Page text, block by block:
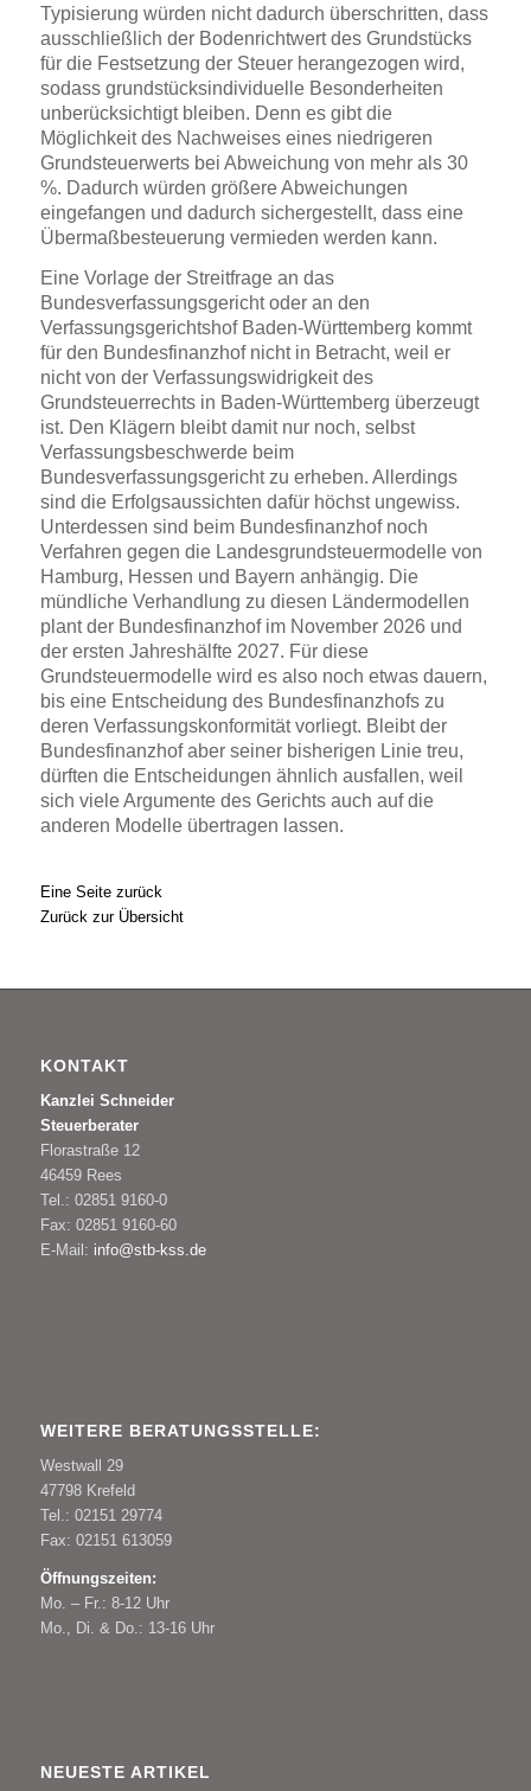
Typisierung würden nicht dadurch überschritten, dass
ausschließlich der Bodenrichtwert des Grundstücks
für die Festsetzung der Steuer herangezogen wird,
sodass grundstücksindividuelle Besonderheiten
unberücksichtigt bleiben. Denn es gibt die
Möglichkeit des Nachweises eines niedrigeren
Grundsteuerwerts bei Abweichung von mehr als 30
%. Dadurch würden größere Abweichungen
eingefangen und dadurch sichergestellt, dass eine
Übermaßbesteuerung vermieden werden kann.
Eine Vorlage der Streitfrage an das
Bundesverfassungsgericht oder an den
Verfassungsgerichtshof Baden-Württemberg kommt
für den Bundesfinanzhof nicht in Betracht, weil er
nicht von der Verfassungswidrigkeit des
Grundsteuerrechts in Baden-Württemberg überzeugt
ist. Den Klägern bleibt damit nur noch, selbst
Verfassungsbeschwerde beim
Bundesverfassungsgericht zu erheben. Allerdings
sind die Erfolgsaussichten dafür höchst ungewiss.
Unterdessen sind beim Bundesfinanzhof noch
Verfahren gegen die Landesgrundsteuermodelle von
Hamburg, Hessen und Bayern anhängig. Die
mündliche Verhandlung zu diesen Ländermodellen
plant der Bundesfinanzhof im November 2026 und
der ersten Jahreshälfte 2027. Für diese
Grundsteuermodelle wird es also noch etwas dauern,
bis eine Entscheidung des Bundesfinanzhofs zu
deren Verfassungskonformität vorliegt. Bleibt der
Bundesfinanzhof aber seiner bisherigen Linie treu,
dürften die Entscheidungen ähnlich ausfallen, weil
sich viele Argumente des Gerichts auch auf die
anderen Modelle übertragen lassen.
Eine Seite zurück
Zurück zur Übersicht
KONTAKT
Kanzlei Schneider
Steuerberater
Florastraße 12
46459 Rees
Tel.: 02851 9160-0
Fax: 02851 9160-60
E-Mail: info@stb-kss.de
WEITERE BERATUNGSSTELLE:
Westwall 29
47798 Krefeld
Tel.: 02151 29774
Fax: 02151 613059
Öffnungszeiten:
Mo. – Fr.: 8-12 Uhr
Mo., Di. & Do.: 13-16 Uhr
NEUESTE ARTIKEL